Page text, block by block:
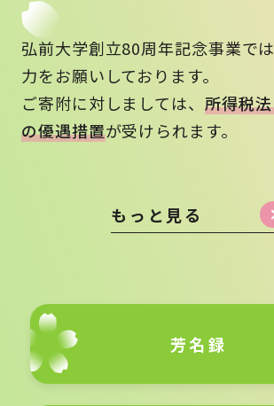
弘前大学創立80周年記念事業で
力をお願いしております。
ご寄附に対しましては、 所得税
の優遇措置が受けられます。
もっと見る
芳名録